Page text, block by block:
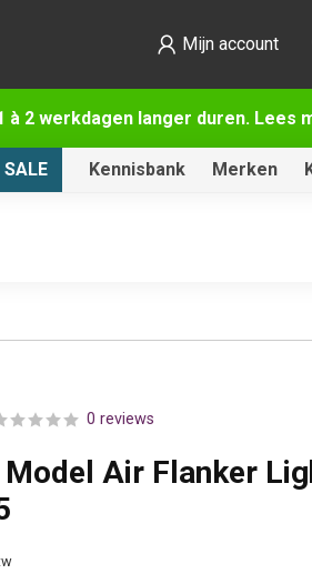
2 werkdagen langer duren. Lees
Mijn account
SALE Kennisbank Merken
0 reviews
Air Flanker